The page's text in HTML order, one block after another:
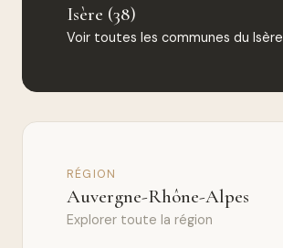
Isère (38)
Voir toutes les communes du Isère
RÉGION
Auvergne-Rhône-Alpes
Explorer toute la région